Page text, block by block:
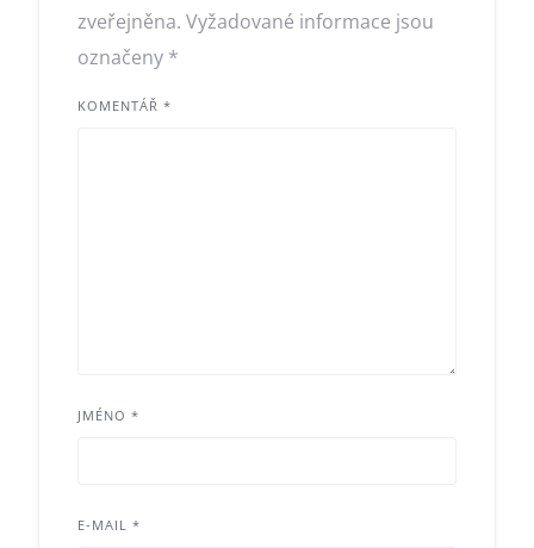
zveřejněna. Vyžadované informace jsou
označeny *
KOMENTÁŘ *
JMÉNO *
E-MAIL *